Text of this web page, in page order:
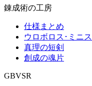
錬成術の工房
仕様まとめ
ウロボロス･ミニ
真理の短剣
創成の魂片
GBVSR